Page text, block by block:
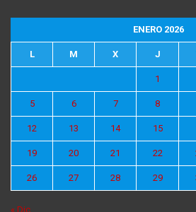
ENERO 2026
L M X J
1
5 6 7 8
12 13 14 15
19 20 21 22
26 27 28 29
« Dic